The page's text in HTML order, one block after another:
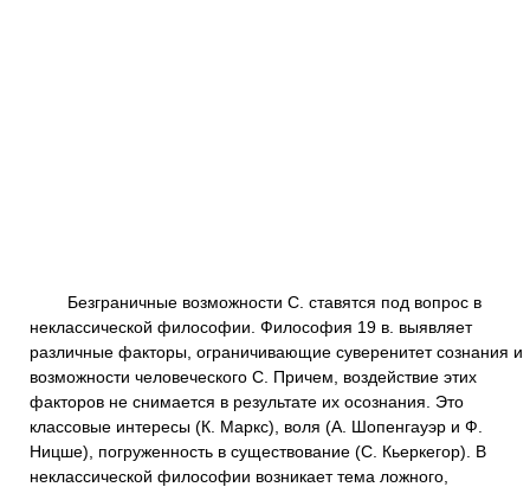
Безграничные возможности С. ставятся под вопрос в
неклассической философии. Философия 19 в. выявляет
различные факторы, ограничивающие суверенитет сознания и
возможности человеческого С. Причем, воздействие этих
факторов не снимается в результате их осознания. Это
классовые интересы (К. Маркс), воля (А. Шопенгауэр и Ф.
Ницше), погруженность в существование (С. Кьеркегор). В
неклассической философии возникает тема ложного,